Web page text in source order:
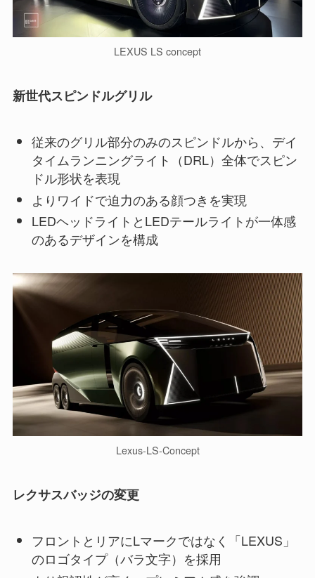
LEXUS LS concept
新世代スピンドルグリル
従来のグリル部分のみのスピンドルから、デイ
タイムランニングライト（DRL）全体でスピン
ドル形状を表現
よりワイドで迫力のある顔つきを実現
LEDヘッドライトとLEDテールライトが一体感
のあるデザインを構成
Lexus-LS-Concept
レクサスバッジの変更
フロントとリアにLマークではなく「LEXUS」
のロゴタイプ（バラ文字）を採用